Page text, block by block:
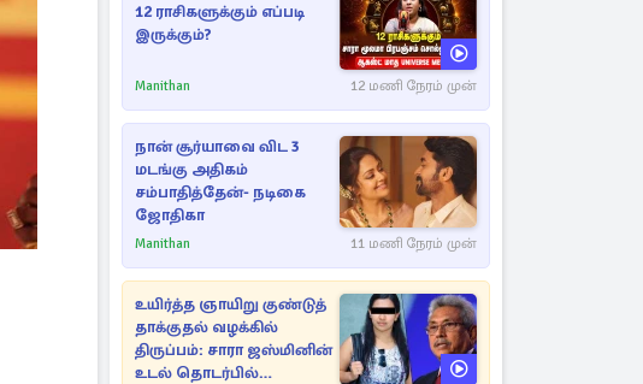
12 ராசிகளுக்கும் எப்படி
இருக்கும்?
Manithan 12 மணி நேரம் முன்
நான் சூர்யாவை விட 3
மடங்கு அதிகம்
சம்பாதித்தேன்- நடிகை
ஜோதிகா
Manithan 11 மணி நேரம் முன்
உயிர்த்த ஞாயிறு குண்டுத்
தாக்குதல் வழக்கில்
திருப்பம்: சாரா ஜஸ்மினின்
உடல் தொடர்பில்